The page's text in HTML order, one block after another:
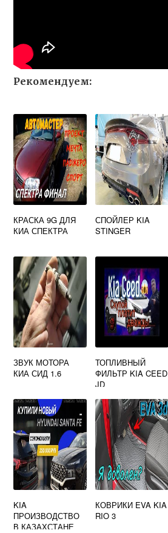
Рекомендуем:
КРАСКА 9G ДЛЯ
КИА СПЕКТРА
СПОЙЛЕР KIA
STINGER
ЗВУК МОТОРА
КИА СИД 1.6
ТОПЛИВНЫЙ
ФИЛЬТР KIA CEED
JD
KIA
ПРОИЗВОДСТВО
В КАЗАХСТАНЕ
КОВРИКИ EVA KIA
RIO 3